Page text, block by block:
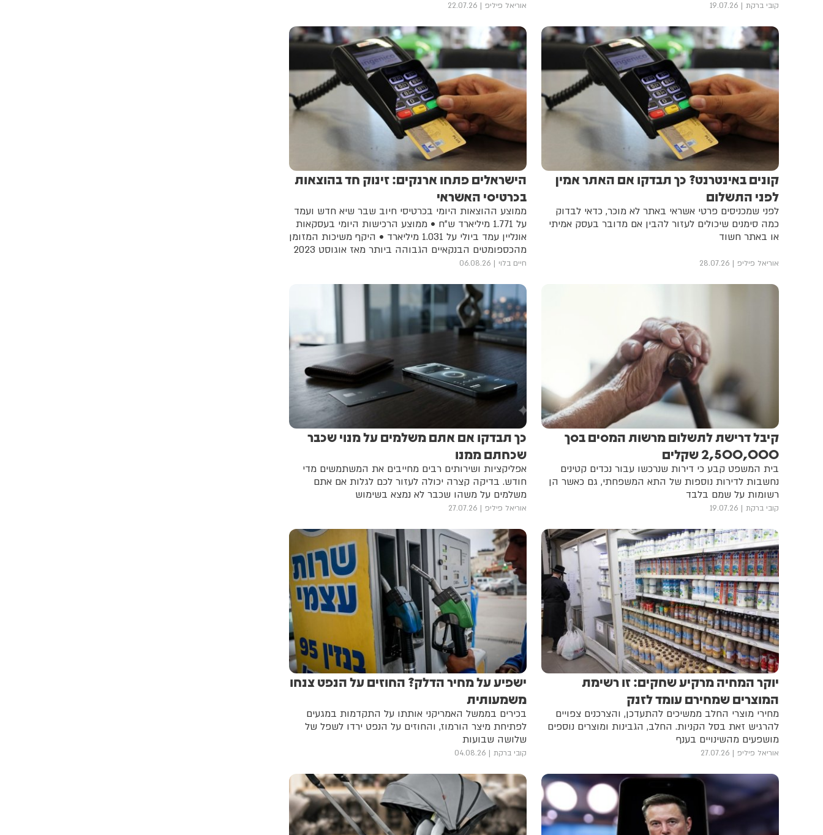
קובי ברקת 19.07.26 אוריאל פיליפ 22.07.26
קונים באינטרנט? כך תבדקו אם האתר אמין
לפני התשלום
לפני שמכניסים פרטי אשראי באתר לא מוכר, כדאי לבדוק
כמה סימנים שיכולים לעזור להבין אם מדובר בעסק אמיתי
או באתר חשוד
אוריאל פיליפ 28.07.26
הישראלים פתחו ארנקים: זינוק חד בהוצאות
בכרטיסי האשראי
ממוצע ההוצאות היומי בכרטיסי חיוב שבר שיא חדש ועמד
על 1.771 מיליארד ש"ח • ממוצע הרכישות היומי בעסקאות
אונליין עמד ביולי על 1.031 מיליארד • היקף משיכות המזומן
מהכספומטים הבנקאיים הגבוהה ביותר מאז אוגוסט 2023
חיים בלוי 06.08.26
קיבל דרישת לתשלום מרשות המסים בסך
2,500,000 שקלים
בית המשפט קבע כי דירות שנרכשו עבור נכדים קטינים
נחשבות לדירות נוספות של התא המשפחתי, גם כאשר הן
רשומות על שמם בלבד
קובי ברקת 19.07.26
כך תבדקו אם אתם משלמים על מנוי שכבר
שכחתם ממנו
אפליקציות ושירותים רבים מחייבים את המשתמשים מדי
חודש. בדיקה קצרה יכולה לעזור לכם לגלות אם אתם
משלמים על משהו שכבר לא נמצא בשימוש
אוריאל פיליפ 27.07.26
יוקר המחיה מרקיע שחקים: זו רשימת
המוצרים שמחירם עומד לזנק
מחירי מוצרי החלב ממשיכים להתעדכן, והצרכנים צפויים
להרגיש זאת בסל הקניות. החלב, הגבינות ומוצרים נוספים
מושפעים מהשינויים בענף
אוריאל פיליפ 27.07.26
ישפיע על מחיר הדלק? החוזים על הנפט צנחו
משמעותית
בכירים בממשל האמריקני אותתו על התקדמות במגעים
לפתיחת מיצר הורמוז, והחוזים על הנפט ירדו לשפל של
שלושה שבועות
קובי ברקת 04.08.26